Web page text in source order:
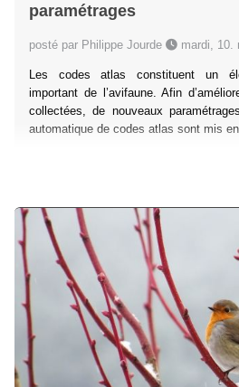
paramétrages
posté par Philippe Jourde mardi, 10.
Les codes atlas constituent un
important de l’avifaune. Afin
collectées, de nouveaux
automatique de codes atlas sont mis